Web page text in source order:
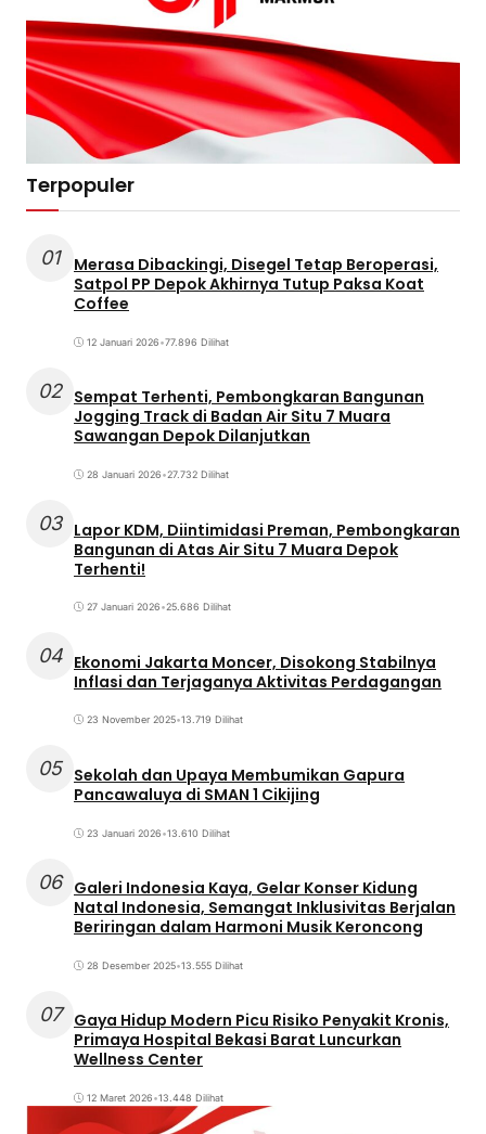
Terpopuler
01
Merasa Dibackingi, Disegel Tetap Beroperasi,
Satpol PP Depok Akhirnya Tutup Paksa Koat
Coffee
12 Januari 2026•77.896 Dilihat
02 Sempat Terhenti, Pembongkaran Bangunan
Jogging Track di Badan Air Situ 7 Muara
Sawangan Depok Dilanjutkan
28 Januari 2026•27.732 Dilihat
03 Lapor KDM, Diintimidasi Preman, Pembongkaran
Bangunan di Atas Air Situ 7 Muara Depok
Terhenti!
27 Januari 2026•25.686 Dilihat
04 Ekonomi Jakarta Moncer, Disokong Stabilnya
Inflasi dan Terjaganya Aktivitas Perdagangan
23 November 2025•13.719 Dilihat
05 Sekolah dan Upaya Membumikan Gapura
Pancawaluya di SMAN 1 Cikijing
23 Januari 2026•13.610 Dilihat
06 Galeri Indonesia Kaya, Gelar Konser Kidung
Natal Indonesia, Semangat Inklusivitas Berjalan
Beriringan dalam Harmoni Musik Keroncong
28 Desember 2025•13.555 Dilihat
07
Gaya Hidup Modern Picu Risiko Penyakit Kronis,
Primaya Hospital Bekasi Barat Luncurkan
Wellness Center
12 Maret 2026•13.448 Dilihat